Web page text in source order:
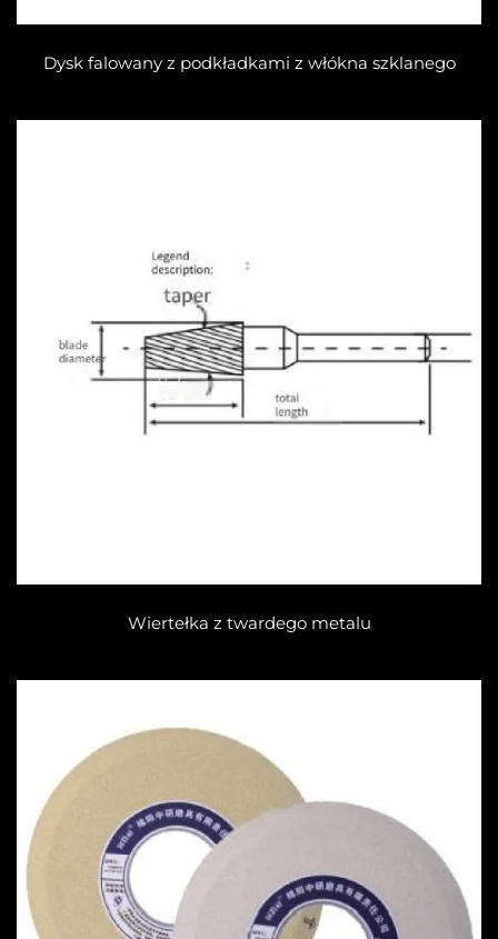
Dysk falowany z podkładkami z włókna szklanego
Wiertełka z twardego metalu